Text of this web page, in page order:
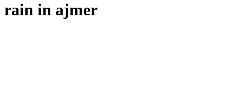
rain in ajmer